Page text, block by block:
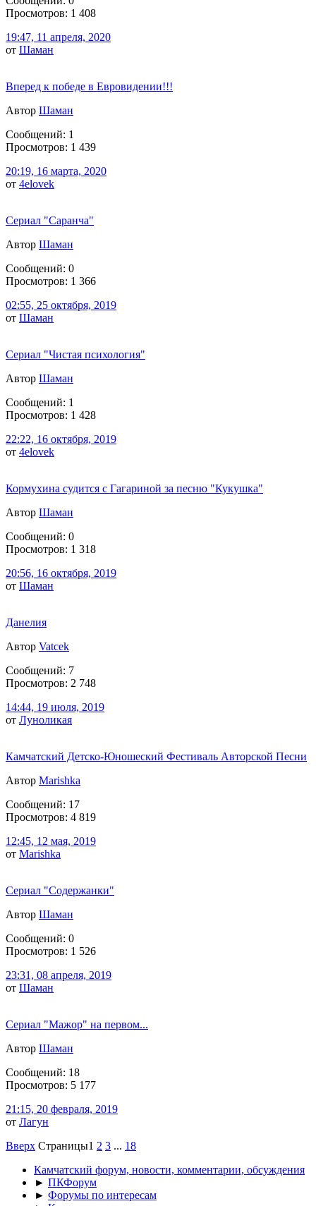
Просмотров: 1 408
19:47, 11 апреля, 2020
от Шаман
Вперед к победе в Евровидении!!!
Автор Шаман
Сообщений: 1
Просмотров: 1 439
20:19, 16 марта, 2020
от 4elovek
Сериал "Саранча"
Автор Шаман
Сообщений: 0
Просмотров: 1 366
02:55, 25 октября, 2019
от Шаман
Сериал "Чистая психология"
Автор Шаман
Сообщений: 1
Просмотров: 1 428
22:22, 16 октября, 2019
от 4elovek
Кормухина судится с Гагариной за песню "Кукушка"
Автор Шаман
Сообщений: 0
Просмотров: 1 318
20:56, 16 октября, 2019
от Шаман
Данелия
Автор Vatcek
Сообщений: 7
Просмотров: 2 748
14:44, 19 июля, 2019
от Луноликая
Камчатский Детско-Юношеский Фестиваль Авторской Песни
Автор Marishka
Сообщений: 17
Просмотров: 4 819
12:45, 12 мая, 2019
от Marishka
Сериал "Содержанки"
Автор Шаман
Сообщений: 0
Просмотров: 1 526
23:31, 08 апреля, 2019
от Шаман
Сериал "Мажор" на первом...
Автор Шаман
Сообщений: 18
Просмотров: 5 177
21:15, 20 февраля, 2019
от Лагун
Вверх Страницы1 2 3 ... 18
Камчатский форум, новости, комментарии, обсуждения
► ПКФорум
► Форумы по интересам